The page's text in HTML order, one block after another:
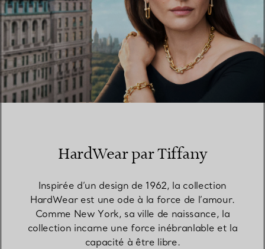
HardWear par Tiffany
Inspirée d’un design de 1962, la collection
HardWear est une ode à la force de l’amour.
Comme New York, sa ville de naissance, la
collection incarne une force inébranlable et la
capacité à être libre.